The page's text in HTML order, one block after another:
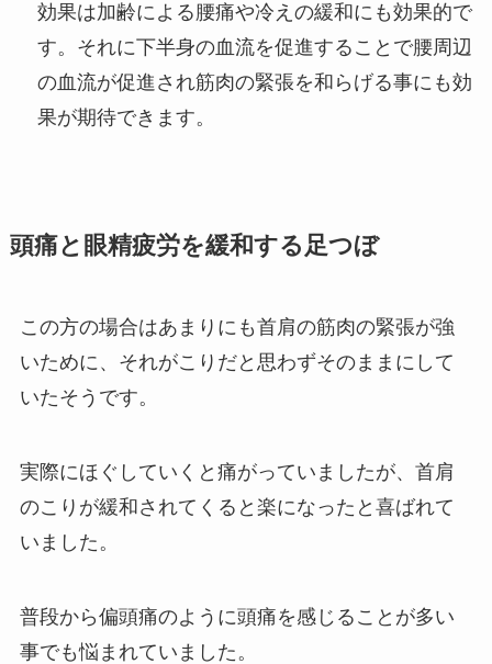
効果は加齢による腰痛や冷えの緩和にも効果的で
す。それに下半身の血流を促進することで腰周辺
の血流が促進され筋肉の緊張を和らげる事にも効
果が期待できます。
頭痛と眼精疲労を緩和する足つぼ
この方の場合はあまりにも首肩の筋肉の緊張が強
いために、それがこりだと思わずそのままにして
いたそうです。
実際にほぐしていくと痛がっていましたが、首肩
のこりが緩和されてくると楽になったと喜ばれて
いました。
普段から偏頭痛のように頭痛を感じることが多い
事でも悩まれていました。